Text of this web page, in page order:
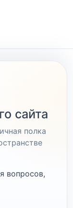
сайта
полка
вопросов,